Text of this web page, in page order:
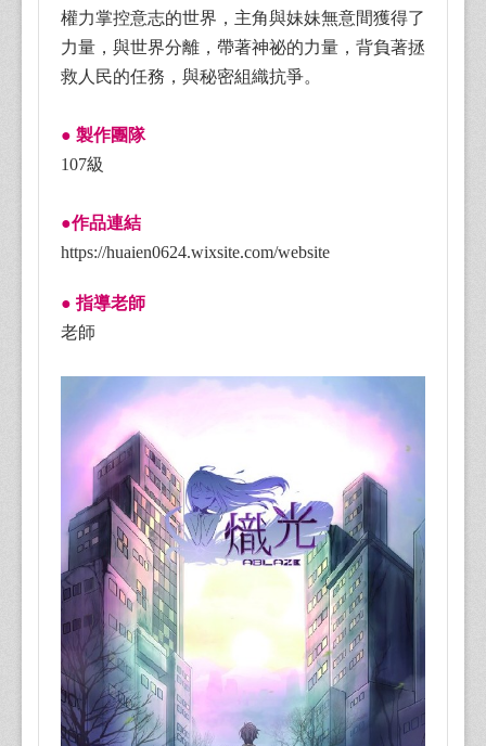
權力掌控意志的世界，主角與妹妹無意間獲得了
力量，與世界分離，帶著神祕的力量，背負著拯
救人民的任務，與秘密組織抗爭。
● 製作團隊
107級
●作品連結
https://huaien0624.wixsite.com/website
● 指導老師
老師